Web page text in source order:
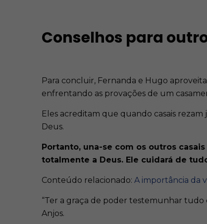
Conselhos para
Para concluir, Fernanda e Hugo
enfrentando as provações de um
Eles acreditam que quando casais
Deus.
Portanto, una-se com os outros
totalmente a Deus. Ele cuidará de
Conteúdo relacionado: A importância da
“Ter a graça de poder testemunhar tudo
Anjos.